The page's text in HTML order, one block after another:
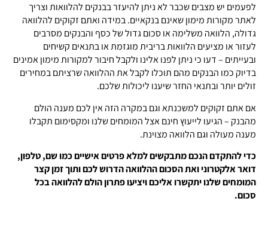
לפעמים יש מצבים שכבר לא ניתן להיעזר בבנקים להלוואות וצריך
לאתר מקורות מימון שאינם בנקאיים. במידה ואתם זקוקים להלוואה
גדולה, הלוואה משלימה או סכום גדול של כסף והבנקים מסרבים
לעזור או מציעים הלוואות בריבית מוגזמת או בתנאים קשיחים
ובעייתים – דעו כי ניתן לפנו אלינו ולקבל חיבור למקורות מימון אמינים
בדיוק כמו הבנקים מהם תוכלו לקבל את ההלוואה שרציתם במחירים
זולים יותר ובתנאי החזר שיענו ליכולות שלכם.
אם אתם זקוקים למשכנתא וגם במקרה הזה אין לכם מענה הולם
מהבנק – הגיעו לייעוץ חינם אצל המומחים שלנו ומקסימום תקבלו
מענה מעולה וגם הלוואה מצוינת.
כדי להתקדם הנכם מתבקשים למלא פרטים אישיים כמו שם, טלפון,
דואר אלקטרוני ואת הסכום ההלוואה הדרוש לכם ותוך זמן קצר
המומחים שלנו יתקשרו אליכם ויציעו פתרון הולם להלוואה בכל
סכום.